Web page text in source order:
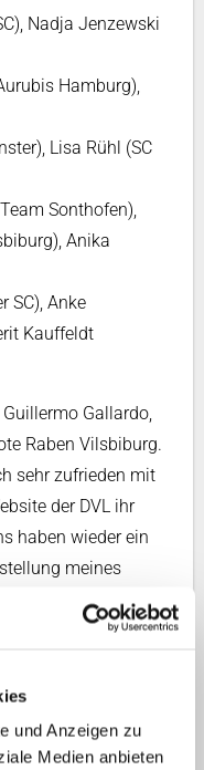
und Anzeigen zu
Medien anbieten
Nadja Jenzewski
Hamburg),
Lisa Rühl (SC
Sonthofen),
Anika
SC), Anke
Kauffeldt
Gallardo,
Raben Vilsbiburg.
sehr zufrieden mit
der DVL ihr
haben wieder ein
meines
meisten
auch die